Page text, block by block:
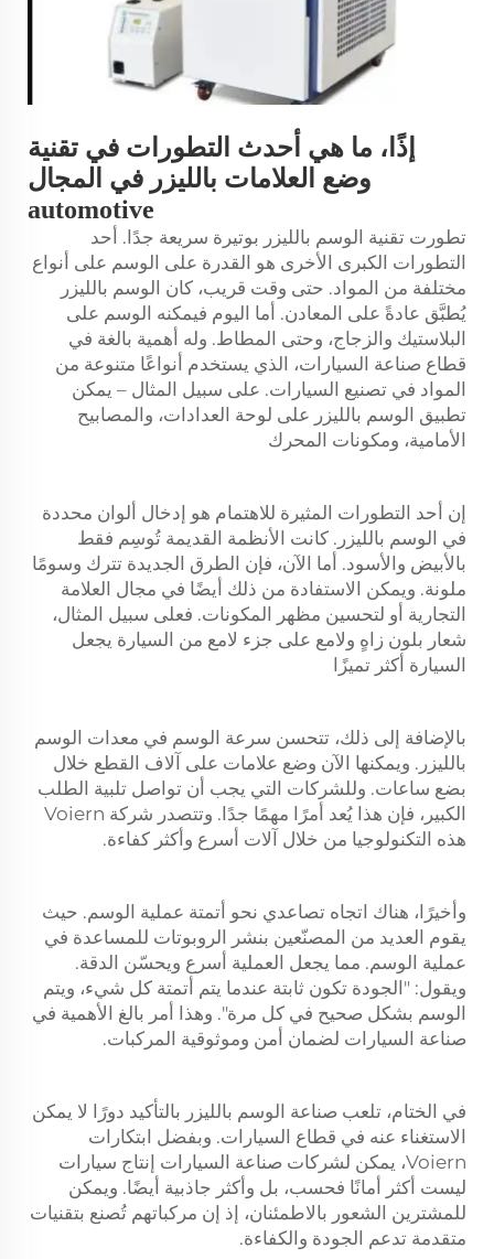
إذًا، ما هي أحدث التطورات في تقنية
وضع العلامات بالليزر في المجال
automotive
تطورت تقنية الوسم بالليزر بوتيرة سريعة جدًا. أحد
التطورات الكبرى الأخرى هو القدرة على الوسم على أنواع
مختلفة من المواد. حتى وقت قريب، كان الوسم بالليزر
يُطبَّق عادةً على المعادن. أما اليوم فيمكنه الوسم على
البلاستيك والزجاج، وحتى المطاط. وله أهمية بالغة في
قطاع صناعة السيارات، الذي يستخدم أنواعًا متنوعة من
المواد في تصنيع السيارات. على سبيل المثال – يمكن
تطبيق الوسم بالليزر على لوحة العدادات، والمصابيح
الأمامية، ومكونات المحرك
إن أحد التطورات المثيرة للاهتمام هو إدخال ألوان محددة
في الوسم بالليزر. كانت الأنظمة القديمة تُوسِم فقط
بالأبيض والأسود. أما الآن، فإن الطرق الجديدة تترك وسومًا
ملونة. ويمكن الاستفادة من ذلك أيضًا في مجال العلامة
التجارية أو لتحسين مظهر المكونات. فعلى سبيل المثال،
شعار بلون زاهٍ ولامع على جزء لامع من السيارة يجعل
السيارة أكثر تميزًا
بالإضافة إلى ذلك، تتحسن سرعة الوسم في معدات الوسم
بالليزر. ويمكنها الآن وضع علامات على آلاف القطع خلال
بضع ساعات. وللشركات التي يجب أن تواصل تلبية الطلب
الكبير، فإن هذا يُعد أمرًا مهمًا جدًا. وتتصدر شركة Voiern
هذه التكنولوجيا من خلال آلات أسرع وأكثر كفاءة.
وأخيرًا، هناك اتجاه تصاعدي نحو أتمتة عملية الوسم. حيث
يقوم العديد من المصنّعين بنشر الروبوتات للمساعدة في
عملية الوسم. مما يجعل العملية أسرع ويحسّن الدقة.
ويقول: "الجودة تكون ثابتة عندما يتم أتمتة كل شيء، ويتم
الوسم بشكل صحيح في كل مرة". وهذا أمر بالغ الأهمية في
صناعة السيارات لضمان أمن وموثوقية المركبات.
في الختام، تلعب صناعة الوسم بالليزر بالتأكيد دورًا لا يمكن
الاستغناء عنه في قطاع السيارات. وبفضل ابتكارات
Voiern، يمكن لشركات صناعة السيارات إنتاج سيارات
ليست أكثر أمانًا فحسب، بل وأكثر جاذبية أيضًا. ويمكن
للمشترين الشعور بالاطمئنان، إذ إن مركباتهم تُصنع بتقنيات
متقدمة تدعم الجودة والكفاءة.